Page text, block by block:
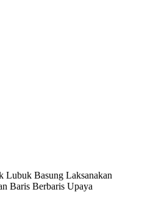
Lubuk Basung Laksanakan
Baris Berbaris Upaya